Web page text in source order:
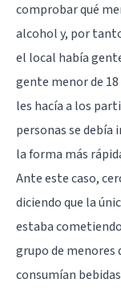
comprobar qué
alcohol y, por
el local había
gente menor de
les hacía a los
personas se
la forma más
Ante este caso,
diciendo que la
estaba
grupo de menores
consumían